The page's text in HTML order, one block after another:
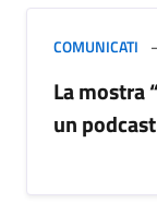
COMUNICATI
La mostra
un podcast